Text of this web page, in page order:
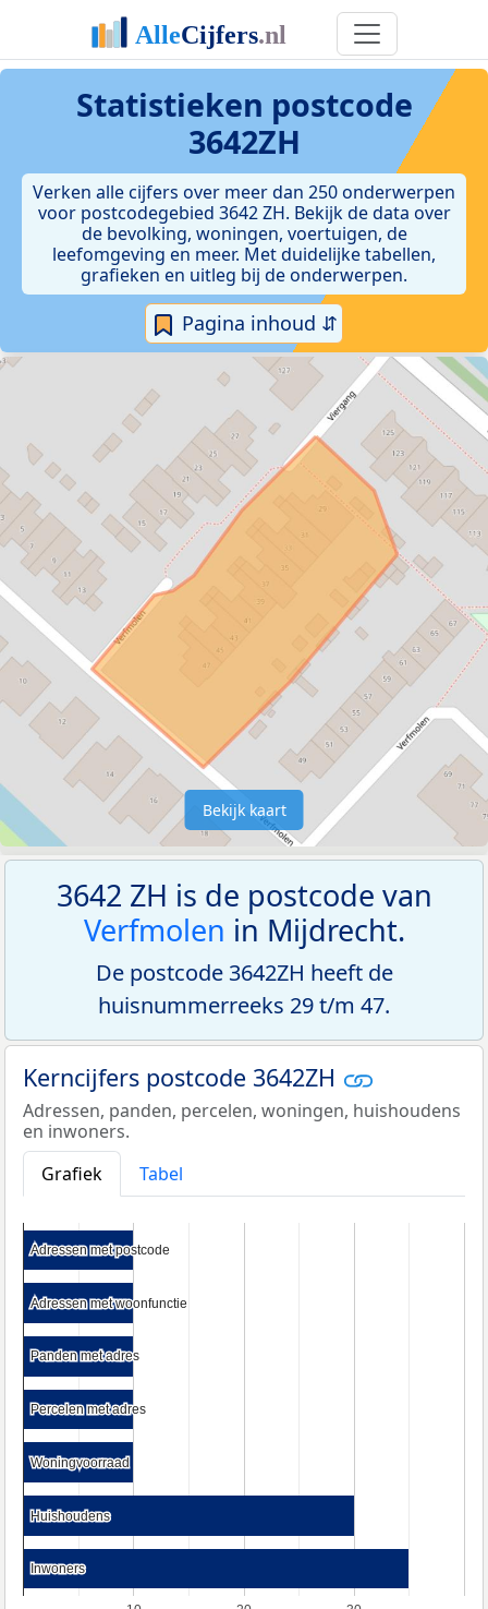
Statistieken postcode
3642ZH
Verken alle cijfers over meer dan 250 onderwerpen
voor postcodegebied 3642 ZH. Bekijk de data over
de bevolking, woningen, voertuigen, de
leefomgeving en meer. Met duidelijke tabellen,
grafieken en uitleg bij de onderwerpen.
Pagina inhoud ⇵
Bekijk kaart
3642 ZH is de postcode van
Verfmolen in Mijdrecht.
De postcode 3642ZH heeft de
huisnummerreeks 29 t/m 47.
Kerncijfers postcode 3642ZH
Adressen, panden, percelen, woningen, huishoudens
en inwoners.
Grafiek
Tabel
Adressen met postcode
Adressen met postcode
Adressen met woonfunctie
Adressen met woonfunctie
Panden met adres
Panden met adres
Percelen met adres
Percelen met adres
Woningvoorraad
Woningvoorraad
Huishoudens
Huishoudens
Inwoners
Inwoners